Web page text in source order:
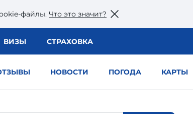
файлы. Что это значит?
ВИЗЫ СТРАХОВКА
НОВОСТИ ПОГОДА КАРТЫ